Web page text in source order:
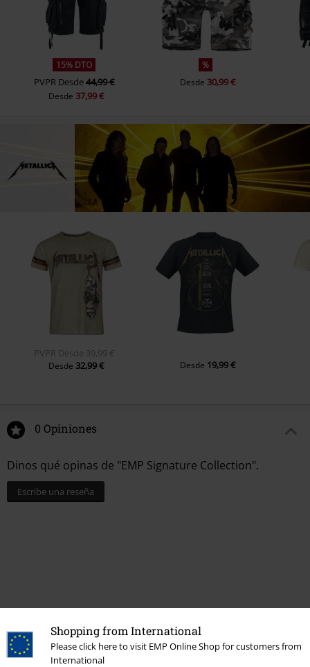
Shopping from International
Please click here to visit EMP Online Shop for customers from
International
15% DTO
PVPR Desde44,99 €
Desde 37,99 €
%
Desde 30,99 €
PVPR Desde 39,99 €
Desde 32,99 € Desde 19,99 €
0 Opiniones
Dinos qué opinas de "EMP Signature Collection".
Escribe una reseña